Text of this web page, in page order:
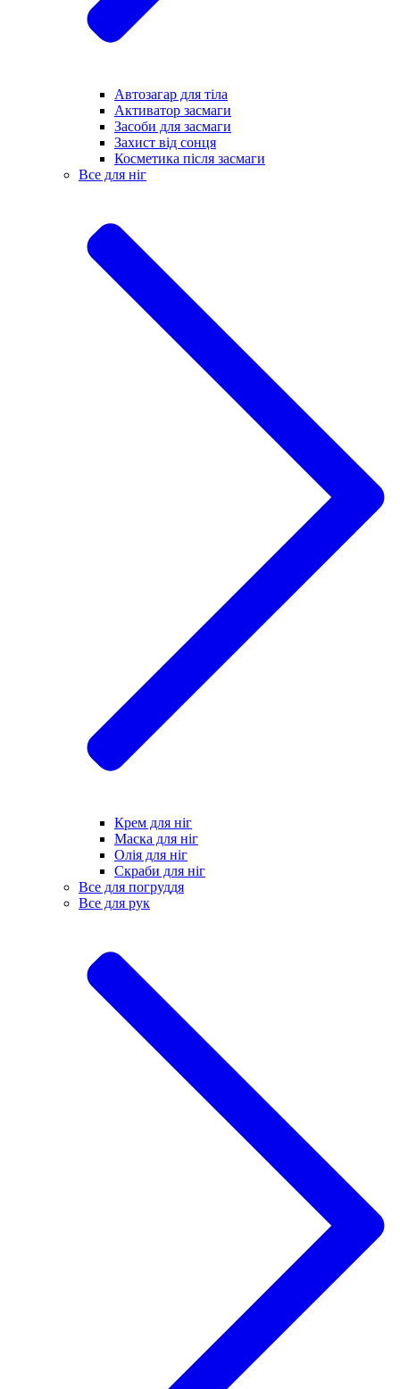
Автозагар для тіла
Активатор засмаги
Засоби для засмаги
Захист від сонця
Косметика після засмаги
Все для ніг
Крем для ніг
Маска для ніг
Олія для ніг
Скраби для ніг
Все для погруддя
Все для рук